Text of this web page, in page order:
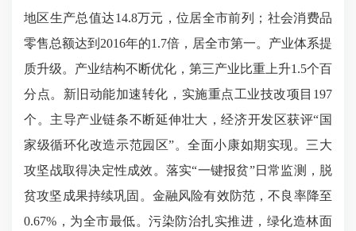
地区生产总值达14.8万元，位居全市前列；社会消费品
零售总额达到2016年的1.7倍，居全市第一。产业体系提
质升级。产业结构不断优化，第三产业比重上升1.5个百
分点。新旧动能加速转化，实施重点工业技改项目197
个。主导产业链条不断延伸壮大，经济开发区获评“国
家级循环化改造示范园区”。全面小康如期实现。三大
攻坚战取得决定性成效。落实“一键报贫”日常监测，脱
贫攻坚成果持续巩固。金融风险有效防范，不良率降至
0.67%，为全市最低。污染防治扎实推进，绿化造林面